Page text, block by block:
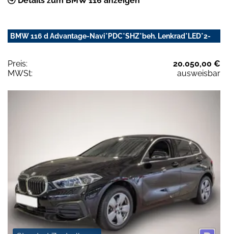
BMW 116 d Advantage-Navi*PDC*SHZ*beh. Lenkrad*LED*2-
Preis:
20.050,00 €
MWSt:
ausweisbar